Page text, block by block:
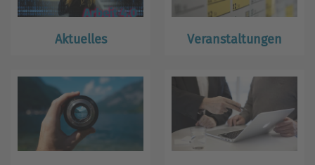
Aktuelles Veranstaltungen